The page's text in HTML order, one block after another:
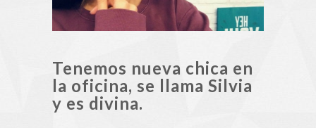
Tenemos nueva chica en
la oficina, se llama Silvia
y es divina.